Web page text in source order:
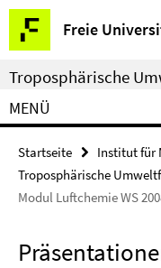
Springe
direkt
zu
Inhalt
Freie
Service-
Navigation
Troposphärische
MENÜ
Startseite Institut für
Troposphärische
Modul Luftchemie WS